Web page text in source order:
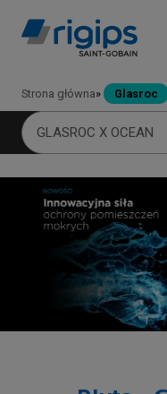
Strona główna Glasroc
GLASROC X OCEAN